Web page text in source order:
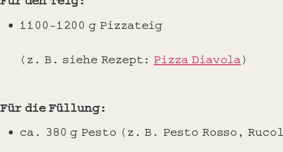
1100-1200 g Pizzateig
(z. B. siehe Rezept: Pizza Diavola )
Für die Füllung:
ca. 380 g Pesto (z. B. Pesto Rosso,